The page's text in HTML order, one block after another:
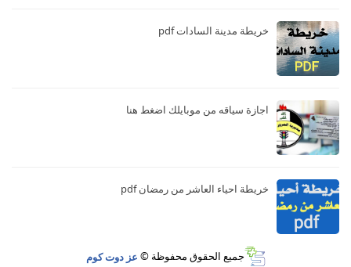
خريطة مدينة السادات pdf
اجازة سياقه من موبايلك اضغط هنا
خريطة احياء العاشر من رمضان pdf
جميع الحقوق محفوظة © عز دوت كوم